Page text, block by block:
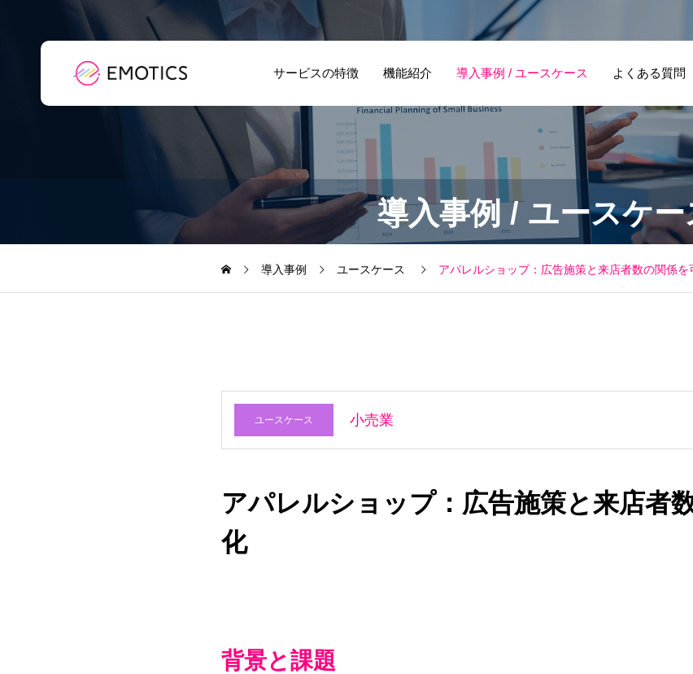
サービスの特徴 機能紹介 導入事例 / ユースケース よくある質問
屋外イベントの来
場者数はどう測
る？｜AIカメラで
性分析を行う方法
ペースの効果測定
とは？｜スマート
ラで来場者分析を
行う方法
導入事例 / ユースケー
導入事例 ユースケース アパレルショップ：広告施策と来店者数の関係を
ユースケース 小売業
アパレルショップ：広告施策と来店者
化
背景と課題